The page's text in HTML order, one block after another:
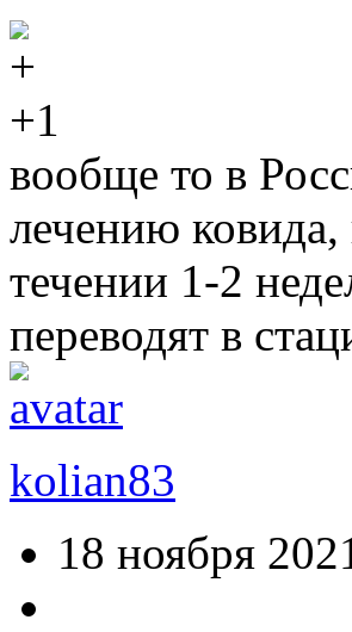
+1
вообще то в
лечению ковида,
течении 1-2
переводят в
kolian83
18 ноября